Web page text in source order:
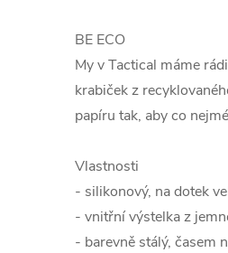
BE ECO
My v Tactical máme
krabiček z
papíru tak, aby co
Vlastnosti
- silikonový, na dotek
- vnitřní výstelka z
- barevně stálý, časem